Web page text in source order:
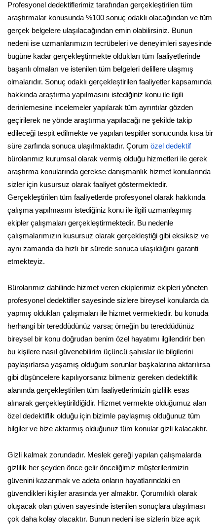
Profesyonel dedektiflerimiz tarafından gerçekleştirilen tüm
araştırmalar konusunda %100 sonuç odaklı olacağından ve tüm
gerçek belgelere ulaşılacağından emin olabilirsiniz. Bunun
nedeni ise uzmanlarımızın tecrübeleri ve deneyimleri sayesinde
bugüne kadar gerçekleştirmekte oldukları tüm faaliyetlerinde
başarılı olmaları ve istenilen tüm belgeleri delillere ulaşmış
olmalarıdır. Sonuç odaklı gerçekleştirilen faaliyetler kapsamında
hakkında araştırma yapılmasını istediğiniz konu ile ilgili
derinlemesine incelemeler yapılarak tüm ayrıntılar gözden
geçirilerek ne yönde araştırma yapılacağı ne şekilde takip
edileceği tespit edilmekte ve yapılan tespitler sonucunda kısa bir
süre zarfında sonuca ulaşılmaktadır. Çorum özel dedektif
bürolarımız kurumsal olarak vermiş olduğu hizmetleri ile gerek
araştırma konularında gerekse danışmanlık hizmet konularında
sizler için kusursuz olarak faaliyet göstermektedir.
Gerçekleştirilen tüm faaliyetlerde profesyonel olarak hakkında
çalışma yapılmasını istediğiniz konu ile ilgili uzmanlaşmış
ekipler çalışmaları gerçekleştirmektedir. Bu nedenle
çalışmalarımızın kusursuz olarak gerçekleştiği gibi eksiksiz ve
aynı zamanda da hızlı bir sürede sonuca ulaşıldığını garanti
etmekteyiz.
Bürolarımız dahilinde hizmet veren ekiplerimiz ekipleri yöneten
profesyonel dedektifler sayesinde sizlere bireysel konularda da
yapmış oldukları çalışmaları ile hizmet vermektedir. bu konuda
herhangi bir tereddüdünüz varsa; örneğin bu tereddüdünüz
bireysel bir konu doğrudan benim özel hayatımı ilgilendirir ben
bu kişilere nasıl güvenebilirim üçüncü şahıslar ile bilgilerini
paylaşırlarsa yaşamış olduğum sorunlar başkalarına aktarılırsa
gibi düşüncelere kapılıyorsanız bilmeniz gereken dedektiflik
alanında gerçekleştirilen tüm faaliyetlerimizin gizlilik esas
alınarak gerçekleştirildiğidir. Hizmet vermekte olduğumuz alan
özel dedektiflik olduğu için bizimle paylaşmış olduğunuz tüm
bilgiler ve bize aktarmış olduğunuz tüm konular gizli kalacaktır.
Gizli kalmak zorundadır. Meslek gereği yapılan çalışmalarda
gizlilik her şeyden önce gelir önceliğimiz müşterilerimizin
güvenini kazanmak ve adeta onların hayatlarındaki en
güvendikleri kişiler arasında yer almaktır. Çorumılıklı olarak
oluşacak olan güven sayesinde istenilen sonuçlara ulaşılması
çok daha kolay olacaktır. Bunun nedeni ise sizlerin bize açık